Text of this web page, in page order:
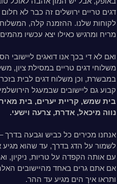
דגים טריים ירושלים זה כבר לא
לקוחות שלנו. ההזמנה קלה,
מריח ומרגיש כאילו יצא עכשיו
ואם לא די בכך אנו דואגים ליישובי
משלוחי דגים טריים במסילת ציון,
במבשרת, וכן משלוח דגים לבית
קבוע גם ליישובים שבמעגל
בית שמש, קריית יערים, בית
נווה מיכאל, אדרת, צרעה וישעי.
אנחנו מכירים כל כביש וגבעה בדרך
לשמור על הדג בדרך, עד שהוא מגיע
עם אותה הקפדה על טריות, ניקיון,
אם אתם גרים באחד מהיישובים
ותראו איך הים מגיע עד ההר.